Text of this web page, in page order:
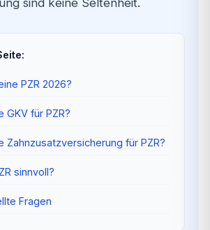
sind keine Seltenheit.
PZR 2026?
GKV für PZR?
Zahnzusatzversicherung für PZR?
sinnvoll?
Fragen